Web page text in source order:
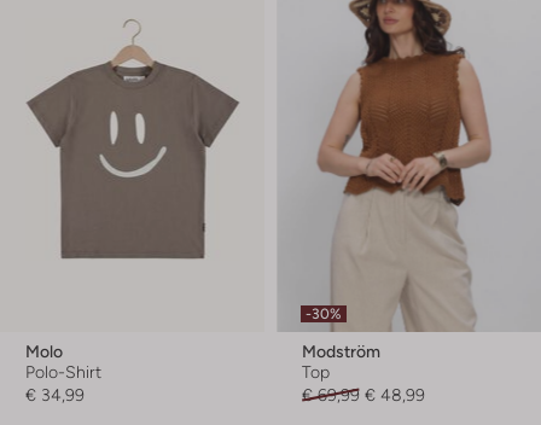
Molo
Polo-Shirt
€ 34,99
-30%
Modström
Top
€ 69,99 € 48,99